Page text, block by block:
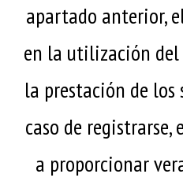
apartado anterior,
en la utilización del
la prestación de los
caso de
a proporcionar